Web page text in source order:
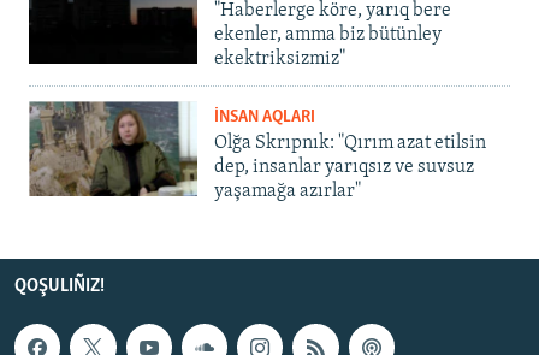
"Haberlerge köre, yarıq bere
ekenler, amma biz bütünley
ekektriksizmiz"
İNSAN AQLARI
Olğa Skrıpnık: "Qırım azat etilsin
dep, insanlar yarıqsız ve suvsuz
yaşamağa azırlar"
QOŞULIÑIZ!